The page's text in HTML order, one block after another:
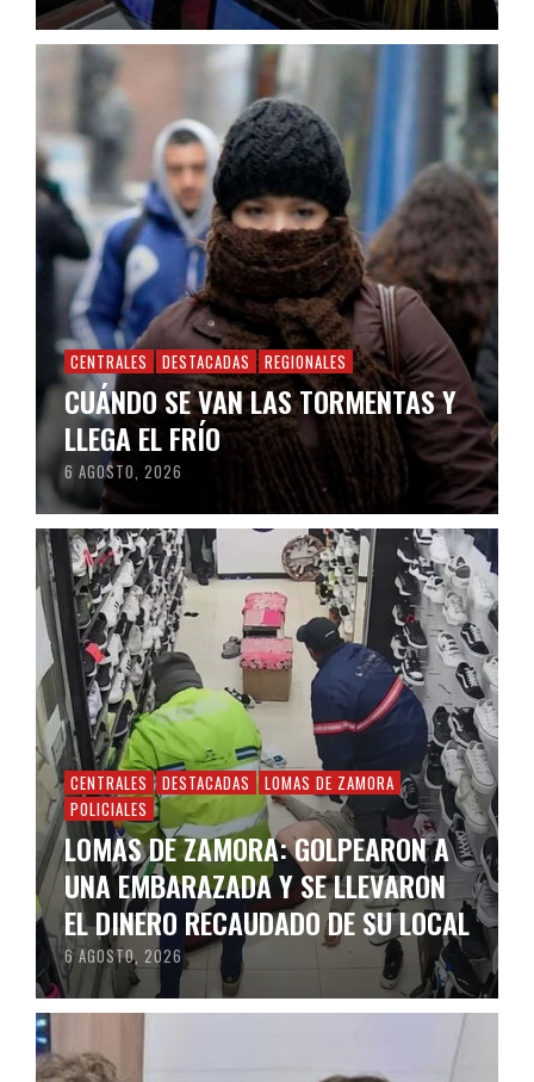
CENTRALES DESTACADAS REGIONALES
CUÁNDO SE VAN LAS TORMENTAS Y
LLEGA EL FRÍO
6 AGOSTO, 2026
CENTRALES DESTACADAS
LOMAS DE ZAMORA
POLICIALES
LOMAS DE ZAMORA: GOLPEARON A
UNA EMBARAZADA Y SE LLEVARON
EL DINERO RECAUDADO DE SU LOCAL
6 AGOSTO, 2026